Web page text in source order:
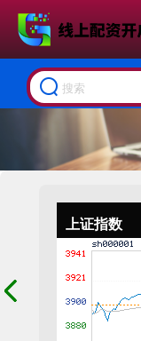
上证指数